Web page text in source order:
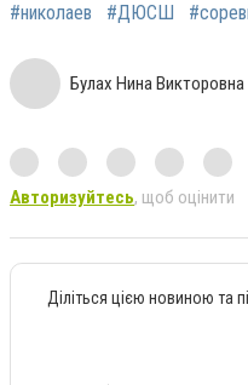
#николаев #ДЮСШ
Булах Нина Викторовна
Авторизуйтесь, щоб оцінити
Діліться цією новиною та